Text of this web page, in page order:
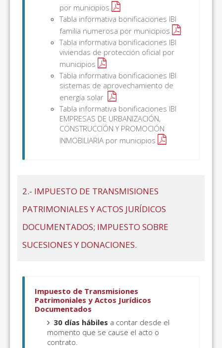
por municipios
Tabla informativa bonificaciones IBI
familia numerosa por municipios
Tabla informativa bonificaciones IBI
viviendas de protección oficial por
municipios
Tabla informativa bonificaciones IBI
sistemas de aprovechamiento de
energía solar
Tabla informativa bonificaciones IBI
EMPRESAS DE URBANIZACIÓN,
CONSTRUCCIÓN Y PROMOCIÓN
INMOBILIARIA por municipios
2.- IMPUESTO DE TRANSMISIONES
PATRIMONIALES Y ACTOS JURÍDICOS
DOCUMENTADOS; IMPUESTO SOBRE
SUCESIONES Y DONACIONES.
Impuesto de Transmisiones
Patrimoniales y Actos Jurídicos
Documentados
30 días hábiles a contar desde el
momento que se cause el acto o
contrato.